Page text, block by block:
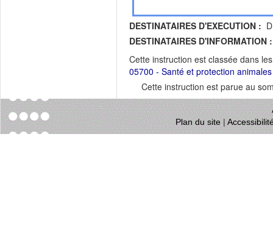
DESTINATAIRES D'EXECUTION :
DESTINATAIRES D'INFORMATION :
Cette instruction est classée dans
05700 - Santé et protection animales
Cette instruction est parue au
Plan du site|